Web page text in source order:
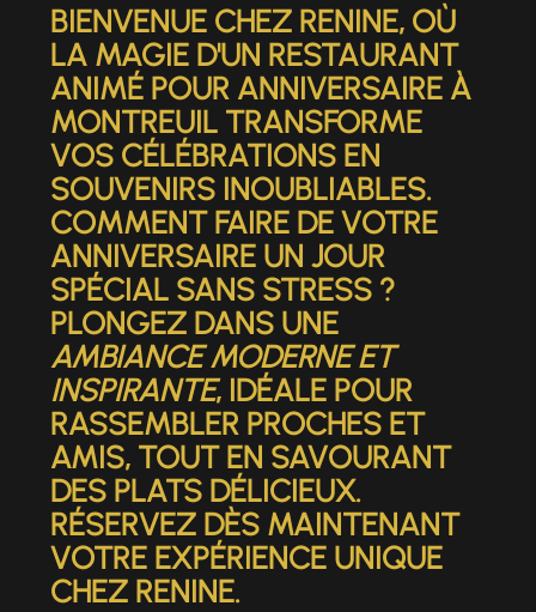
BIENVENUE CHEZ RENINE, OÙ
LA MAGIE D'UN RESTAURANT
ANIMÉ POUR ANNIVERSAIRE À
MONTREUILTRANSFORME
VOS CÉLÉBRATIONS EN
SOUVENIRS INOUBLIABLES.
COMMENT FAIRE DE VOTRE
ANNIVERSAIRE UN JOUR
SPÉCIAL SANS STRESS ?
PLONGEZ DANS UNE
AMBIANCE MODERNE ET
INSPIRANTE, IDÉALE POUR
RASSEMBLER PROCHES ET
AMIS, TOUT EN SAVOURANT
DES PLATS DÉLICIEUX.
RÉSERVEZ DÈS MAINTENANT
VOTRE EXPÉRIENCE UNIQUE
CHEZ RENINE.